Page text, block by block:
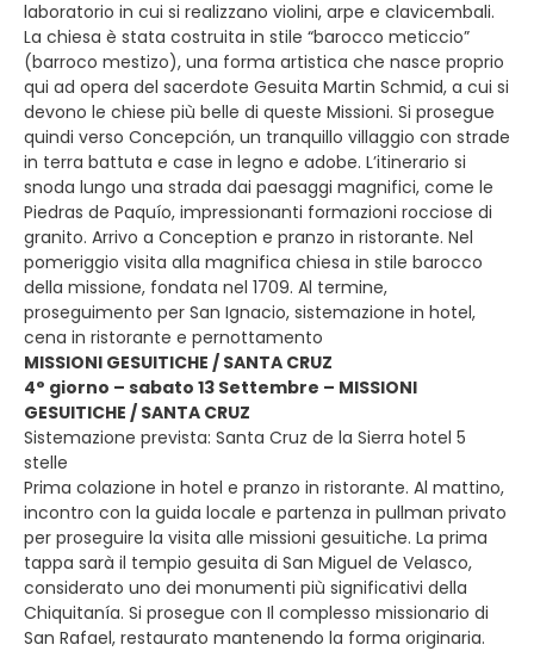
laboratorio in cui si realizzano violini, arpe e clavicembali.
La chiesa è stata costruita in stile “barocco meticcio”
(barroco mestizo), una forma artistica che nasce proprio
qui ad opera del sacerdote Gesuita Martin Schmid, a cui si
devono le chiese più belle di queste Missioni. Si prosegue
quindi verso Concepción, un tranquillo villaggio con strade
in terra battuta e case in legno e adobe. L’itinerario si
snoda lungo una strada dai paesaggi magnifici, come le
Piedras de Paquío, impressionanti formazioni rocciose di
granito. Arrivo a Conception e pranzo in ristorante. Nel
pomeriggio visita alla magnifica chiesa in stile barocco
della missione, fondata nel 1709. Al termine,
proseguimento per San Ignacio, sistemazione in hotel,
cena in ristorante e pernottamento
MISSIONI GESUITICHE / SANTA CRUZ
4° giorno – sabato 13 Settembre – MISSIONI
GESUITICHE / SANTA CRUZ
Sistemazione prevista: Santa Cruz de la Sierra hotel 5
stelle
Prima colazione in hotel e pranzo in ristorante. Al mattino,
incontro con la guida locale e partenza in pullman privato
per proseguire la visita alle missioni gesuitiche. La prima
tappa sarà il tempio gesuita di San Miguel de Velasco,
considerato uno dei monumenti più significativi della
Chiquitanía. Si prosegue con Il complesso missionario di
San Rafael, restaurato mantenendo la forma originaria.